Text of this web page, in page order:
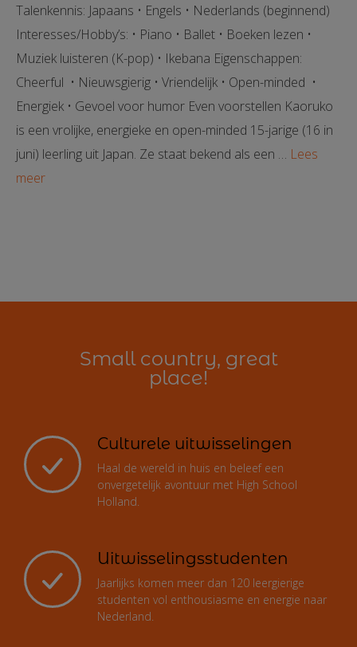
Talenkennis: Japaans • Engels • Nederlands (beginnend)
Interesses/Hobby’s: • Piano • Ballet • Boeken lezen •
Muziek luisteren (K-pop) • Ikebana Eigenschappen:
Cheerful • Nieuwsgierig • Vriendelijk • Open-minded •
Energiek • Gevoel voor humor Even voorstellen Kaoruko
is een vrolijke, energieke en open-minded 15-jarige (16 in
juni) leerling uit Japan. Ze staat bekend als een … Lees
meer
Small country, great
place!
Culturele uitwisselingen
Haal de wereld in huis en beleef een
onvergetelijk avontuur met High School
Holland.
Uitwisselingsstudenten
Jaarlijks komen meer dan 120 leergierige
studenten vol enthousiasme en energie naar
Nederland.